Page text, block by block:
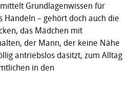
Grundlagenwissen für
Handeln – gehört doch auch die
das Mädchen mit
der Mann, der keine Nähe
antriebslos dasitzt, zum Alltag
in den